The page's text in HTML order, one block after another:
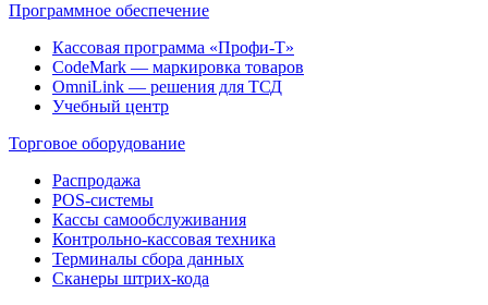
Программное обеспечение
Кассовая программа «Профи-Т»
CodeMark — маркировка товаров
OmniLink — решения для ТСД
Учебный центр
Торговое оборудование
Распродажа
POS-системы
Кассы самообслуживания
Контрольно-кассовая техника
Терминалы сбора данных
Сканеры штрих-кода